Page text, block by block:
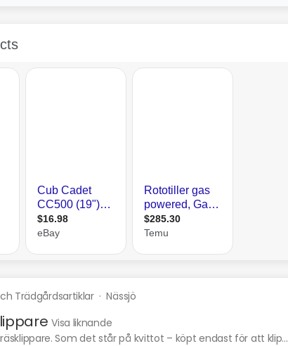
Trädgårdsartiklar·Nässjö
Visa liknande
Som det står på kvittot – köpt endast för att klip...